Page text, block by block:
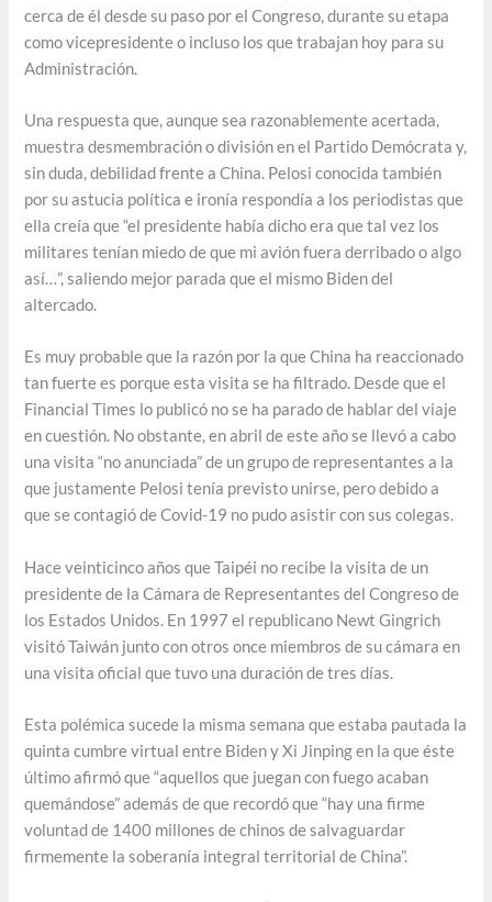
cerca de él desde su paso por el Congreso, durante su etapa
como vicepresidente o incluso los que trabajan hoy para su
Administración.
Una respuesta que, aunque sea razonablemente acertada,
muestra desmembración o división en el Partido Demócrata y,
sin duda, debilidad frente a China. Pelosi conocida también
por su astucia política e ironía respondía a los periodistas que
ella creía que “el presidente había dicho era que tal vez los
militares tenían miedo de que mi avión fuera derribado o algo
así…”, saliendo mejor parada que el mismo Biden del
altercado.
Es muy probable que la razón por la que China ha reaccionado
tan fuerte es porque esta visita se ha filtrado. Desde que el
Financial Times lo publicó no se ha parado de hablar del viaje
en cuestión. No obstante, en abril de este año se llevó a cabo
una visita “no anunciada” de un grupo de representantes a la
que justamente Pelosi tenía previsto unirse, pero debido a
que se contagió de Covid-19 no pudo asistir con sus colegas.
Hace veinticinco años que Taipéi no recibe la visita de un
presidente de la Cámara de Representantes del Congreso de
los Estados Unidos. En 1997 el republicano Newt Gingrich
visitó Taiwán junto con otros once miembros de su cámara en
una visita oficial que tuvo una duración de tres días.
Esta polémica sucede la misma semana que estaba pautada la
quinta cumbre virtual entre Biden y Xi Jinping en la que éste
último afirmó que “aquellos que juegan con fuego acaban
quemándose” además de que recordó que “hay una firme
voluntad de 1400 millones de chinos de salvaguardar
firmemente la soberanía integral territorial de China”.